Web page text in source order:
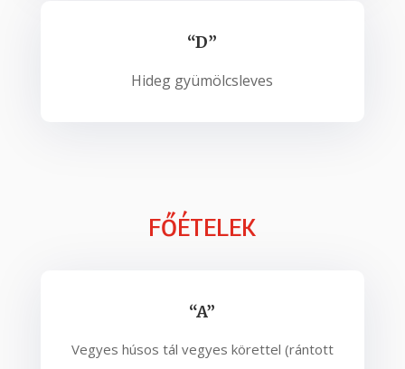
“D”
Hideg gyümölcsleves
FŐÉTELEK
“A”
Vegyes húsos tál vegyes körettel (rántott